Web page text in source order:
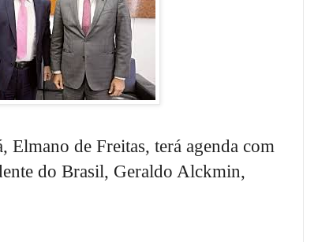
Elmano de Freitas, terá agenda com
do Brasil, Geraldo Alckmin,